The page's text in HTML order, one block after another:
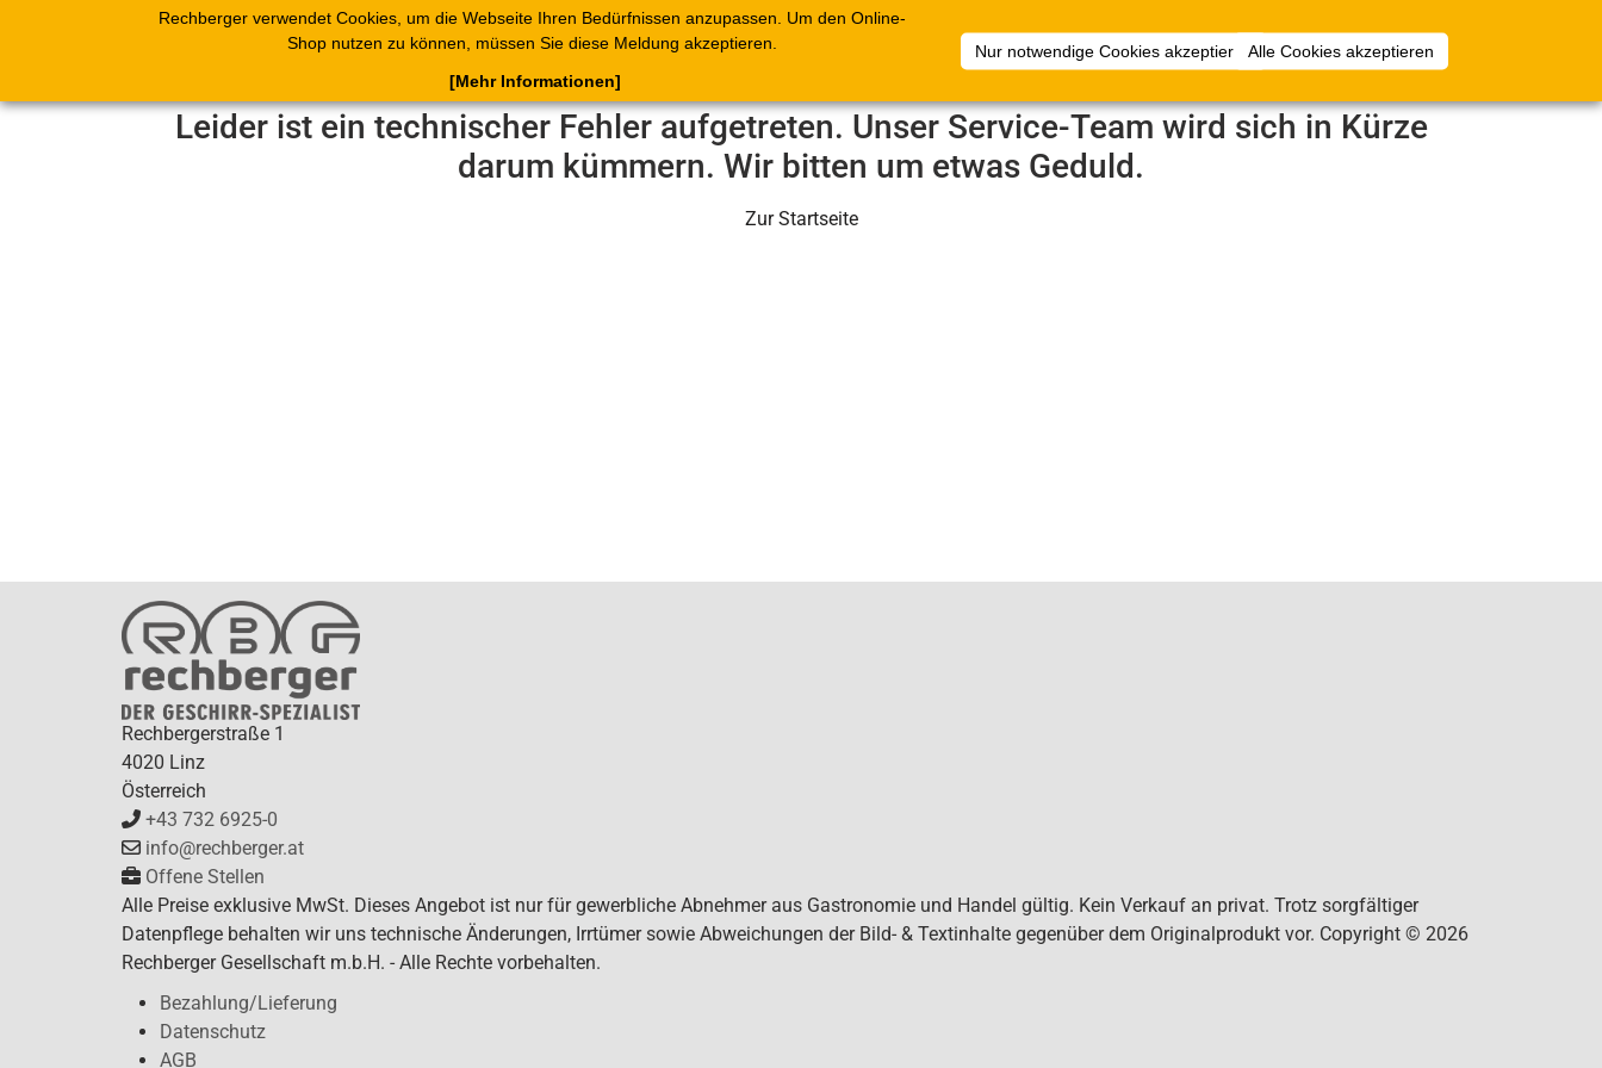
Rechberger verwendet Cookies, um die Webseite Ihren Bedürfnissen anzupassen. Um den Online-
Shop nutzen zu können, müssen Sie diese Meldung akzeptieren.
Nur notwendige Cookies akzeptierenAlle Cookies akzeptieren
[Mehr Informationen]
Shop Blätterkataloge Warenkorb Belege Artikelsammlungen Anmelden
Leider ist ein technischer Fehler aufgetreten. Unser Service-Team wird sich in Kürze
darum kümmern. Wir bitten um etwas Geduld.
Zur Startseite
Rechbergerstraße 1
4020 Linz
Österreich
+43 732 6925-0
info@rechberger.at
Offene Stellen
Alle Preise exklusive MwSt. Dieses Angebot ist nur für gewerbliche Abnehmer aus Gastronomie und Handel gültig. Kein Verkauf an privat. Trotz sorgfältiger
Datenpflege behalten wir uns technische Änderungen, Irrtümer sowie Abweichungen der Bild- & Textinhalte gegenüber dem Originalprodukt vor. Copyright © 2026
Rechberger Gesellschaft m.b.H. - Alle Rechte vorbehalten.
Bezahlung/Lieferung
Datenschutz
AGB